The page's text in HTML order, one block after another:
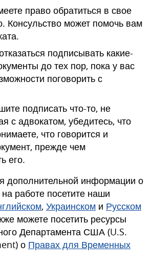
право обратиться в свое
Консульство может помочь вам
подписывать какие-
до тех пор, пока у вас
поговорить с
подписать что-то, не
с адвокатом, убедитесь, что
что говорится и
прежде чем
его.
дополнительной информации о
работе посетите наши
, Украинском и Русском
можете посетить ресурсы
Департамента США (U.S.
о Правах для Временных